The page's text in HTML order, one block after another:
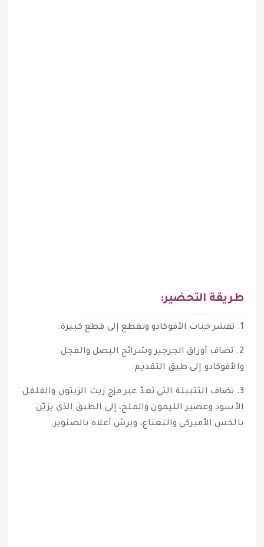
طريقة التحضير:
1. تقشر حبات الأفوكادو وتقطع إلى قطع كبيرة.
2. تضاف أوراق الجرجير وشرائح البصل والفجل
والأفوكادو إلى طبق التقديم.
3. تضاف التتبيلة التي تعدّ عبر مزج زيت الزيتون والفلفل
الأسود وعصير الليمون والملح، إلى الطبق الذي يزيّن
بالخس الأميركي والنعناع، ويرش أعلاه بالصنوبر.